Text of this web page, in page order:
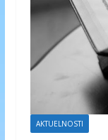
AKTUELNOSTI